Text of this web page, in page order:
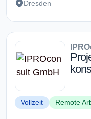
Dresden
Vollzeit Remote